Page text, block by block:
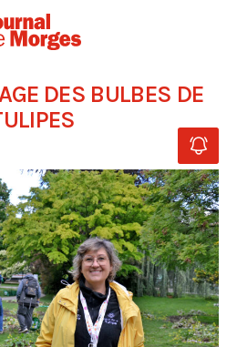
DES BULBES DE